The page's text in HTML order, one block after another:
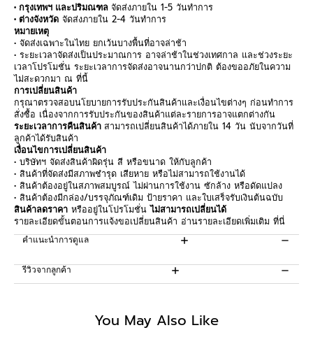
• กรุงเทพฯ และปริมณฑล จัดส่งภายใน 1-5 วันทำการ
• ต่างจังหวัด จัดส่งภายใน 2-4 วันทำการ
หมายเหตุ
• จัดส่งเฉพาะในไทย ยกเว้นบางพื้นที่อาจล่าช้า
• ระยะเวลาจัดส่งเป็นประมาณการ อาจล่าช้าในช่วงเทศกาล และช่วงระยะ
เวลาโปรโมชั่น ระยะเวลาการจัดส่งอาจนานกว่าปกติ ต้องขออภัยในความ
ไม่สะดวกมา ณ ที่นี้
การเปลี่ยนสินค้า
กรุณาตรวจสอบนโยบายการรับประกันสินค้าและเงื่อนไขต่างๆ ก่อนทำการ
สั่งซื้อ เนื่องจากการรับประกันของสินค้าแต่ละรายการอาจแตกต่างกัน
ระยะเวลาการคืนสินค้า สามารถเปลี่ยนสินค้าได้ภายใน 14 วัน นับจากวันที่
ลูกค้าได้รับสินค้า
เงื่อนไขการเปลี่ยนสินค้า
• บริษัทฯ จัดส่งสินค้าผิดรุ่น สี หรือขนาด ให้กับลูกค้า
• สินค้าที่จัดส่งมีสภาพชำรุด เสียหาย หรือไม่สามารถใช้งานได้
• สินค้าต้องอยู่ในสภาพสมบูรณ์ ไม่ผ่านการใช้งาน ซักล้าง หรือดัดแปลง
• สินค้าต้องมีกล่อง/บรรจุภัณฑ์เดิม ป้ายราคา และใบเสร็จรับเงินต้นฉบับ
สินค้าลดราคา หรืออยู่ในโปรโมชั่นไม่สามารถเปลี่ยนได้
รายละเอียดขั้นตอนการแจ้งขอเปลี่ยนสินค้า อ่านรายละเอียดเพิ่มเติม ที่นี่
คำแนะนำการดูแล
รีวิวจากลูกค้า
You May Also Like